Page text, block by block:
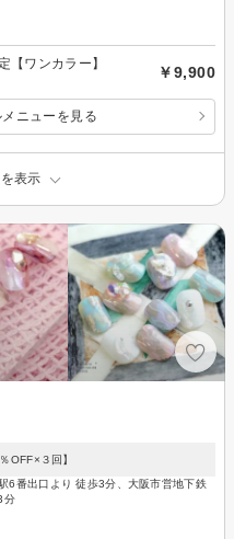
ワンカラー】
￥9,900
ニューを見る
表示
OFF×３回】
6番出口より 徒歩3分、大阪市営地下鉄
分